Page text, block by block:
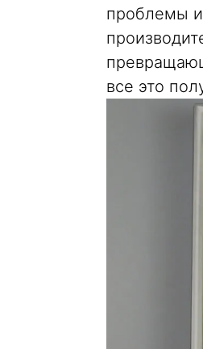
проблемы
все это